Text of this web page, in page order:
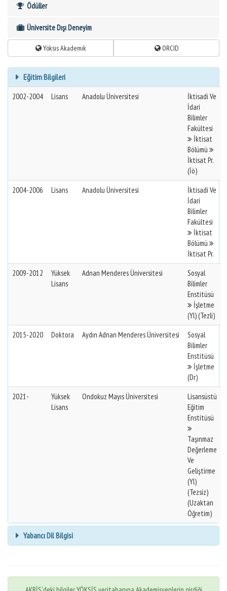
Ödüller
Üniversite Dışı Deneyim
Yöksis Akademik ORCID
Eğitim Bilgileri
2002-2004 Lisans Anadolu Üniversitesi
İktisadi Ve
İdari
Bilimler
Fakültesi
İktisat
Bölümü
İktisat Pr.
(İö)
2004-2006
Lisans Anadolu Üniversitesi
İktisadi Ve
İdari
Bilimler
Fakültesi
İktisat
Bölümü
İktisat Pr.
2009-2012
Yüksek
Lisans
Adnan Menderes Üniversitesi
Sosyal
Bilimler
Enstitüsü
İşletme
(Yl) (Tezli)
2015-2020
Doktora Aydın Adnan Menderes Üniversitesi
Sosyal
Bilimler
Enstitüsü
İşletme
(Dr)
2021-
Yüksek
Lisans
Ondokuz Mayıs Üniversitesi
Lisansüstü
Eğitim
Enstitüsü
Taşınmaz
Değerleme
Ve
Geliştirme
(Yl)
(Tezsiz)
(Uzaktan
Öğretim)
Yabancı Dil Bilgisi